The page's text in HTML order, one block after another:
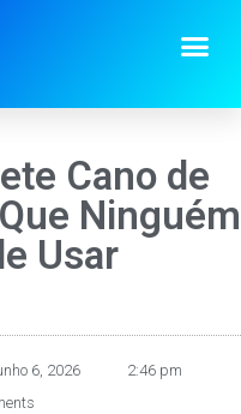
Cano de
Ninguém
Usar
6, 2026
2:46 pm